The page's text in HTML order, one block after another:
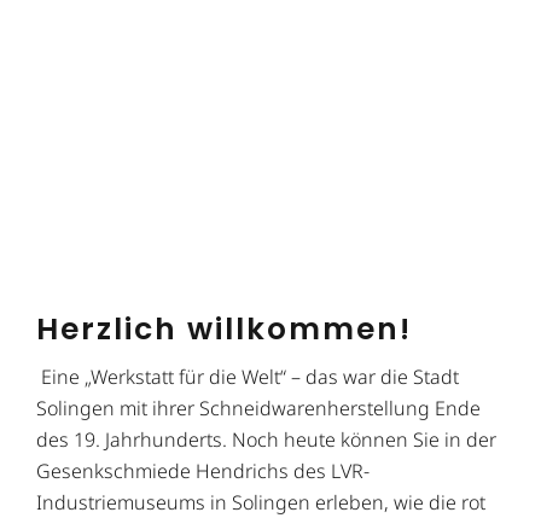
Herzlich willkommen!
Eine „Werkstatt für die Welt“ – das war die Stadt
Solingen mit ihrer Schneidwarenherstellung Ende
des 19. Jahrhunderts. Noch heute können Sie in der
Gesenkschmiede Hendrichs des LVR-
Industriemuseums in Solingen erleben, wie die rot